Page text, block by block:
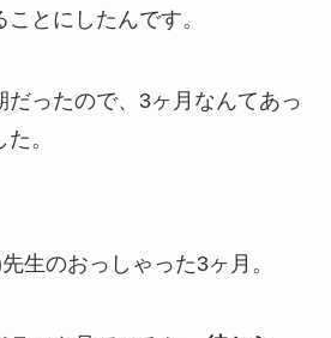
とにしたんです。
だったので、3ヶ月なんてあっ
。
生のおっしゃった3ヶ月。